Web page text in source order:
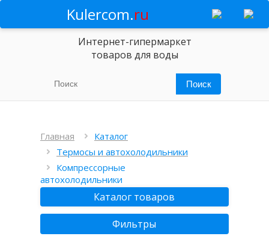
Kulercom.ru
Интернет-гипермаркет
товаров для воды
Главная
Каталог
Термосы и автохолодильники
Компрессорные
автохолодильники
Каталог товаров
Фильтры